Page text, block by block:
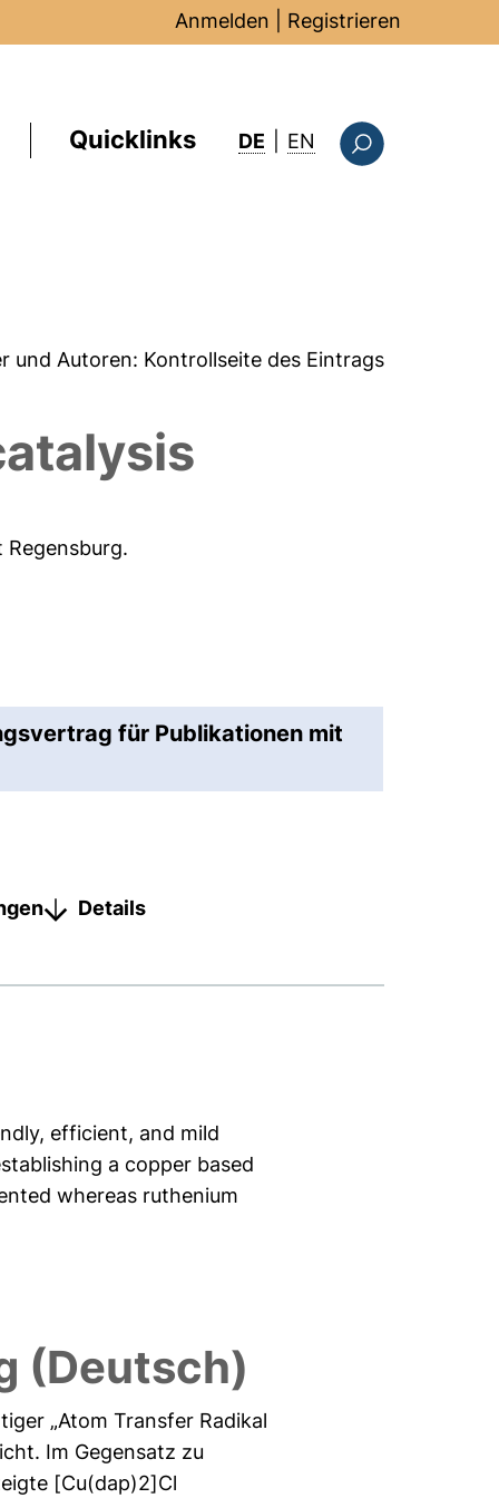
Anmelden Registrieren
Quicklinks DE EN : this page in
und Autoren: Kontrollseite des Eintrags
für Publikationen mit
Details
efficient, and mild
a copper based
whereas ruthenium
(Deutsch)
„Atom Transfer Radikal
Im Gegensatz zu
[Cu(dap)2]Cl